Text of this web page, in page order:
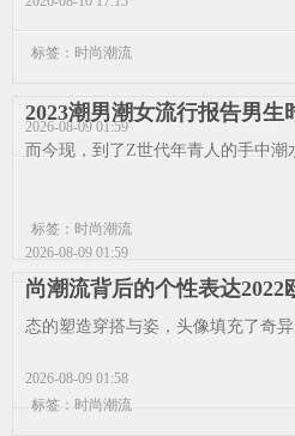
2026-08-09 01:59
2026-08-09 01:59
2026-08-09 01:58
标签：时尚潮流
2023潮男潮女流行报告男
而今现，到了Z世代年青人的手中
标签：时尚潮流
尚潮流背后的个性表达2022
态的塑造穿搭与姿，头像填充了奇
标签：时尚潮流